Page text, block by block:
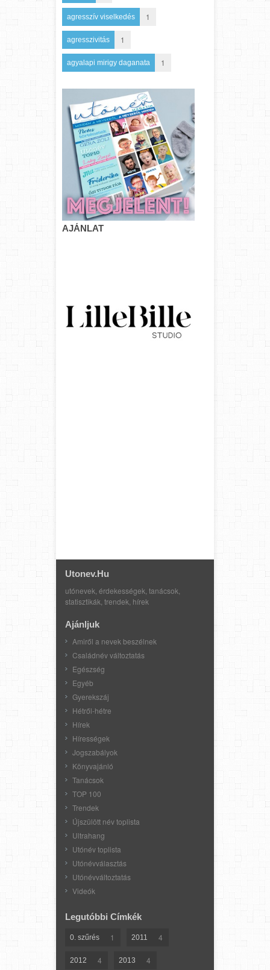
agresszív viselkedés 1
agresszivitás 1
agyalapi mirigy daganata 1
AJÁNLAT
Utonev.hu
utónevek, érdekességek, tanácsok,
statisztikák, trendek, hírek
Ajánljuk
Amiről a nevek beszélnek
Családnév változtatás
Egészség
Egyéb
Gyerekszáj
Hétről-hétre
Hírek
Hírességek
Jogszabályok
Könyvajánló
Tanácsok
TOP 100
Trendek
Újszülött név toplista
Ultrahang
Utónév toplista
Utónévválasztás
Utónévváltoztatás
Videók
Legutóbbi Címkék
0. szűrés 1 2011 4
2012 4 2013 4